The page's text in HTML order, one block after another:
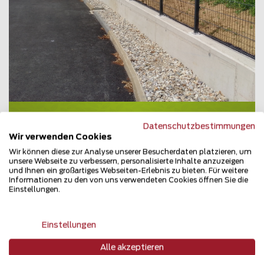
Doppelstabmattenzaun
8230 Hartberg
Teilen
Datenschutzbestimmungen
Wir verwenden Cookies
Wir können diese zur Analyse unserer Besucherdaten platzieren, um
unsere Webseite zu verbessern, personalisierte Inhalte anzuzeigen
und Ihnen ein großartiges Webseiten-Erlebnis zu bieten. Für weitere
Informationen zu den von uns verwendeten Cookies öffnen Sie die
Einstellungen.
Einstellungen
Alle akzeptieren